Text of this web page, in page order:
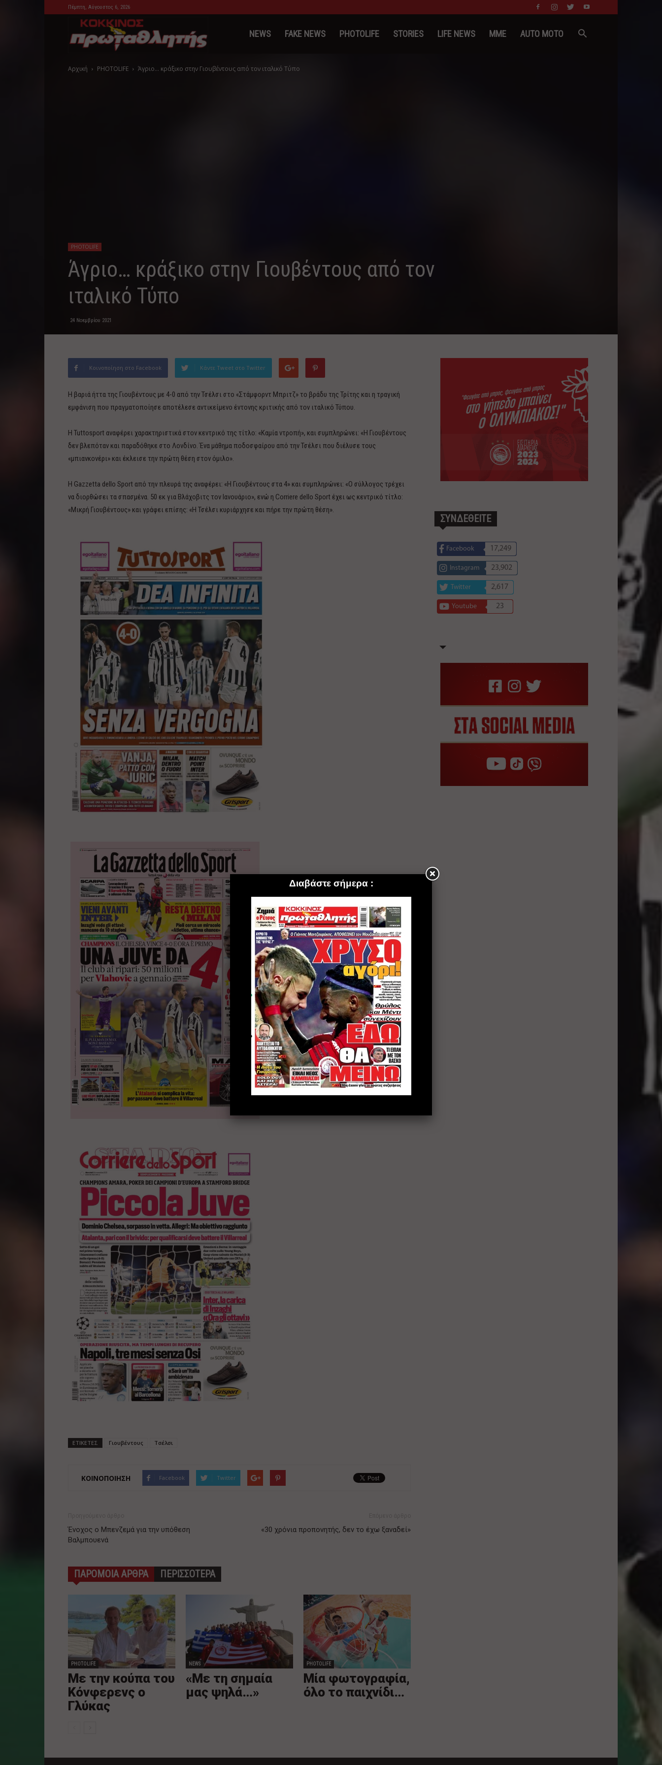
Πέμπτη, Αύγουστος 6, 2026
KokkinosProtathlitis.gr
NEWS FAKE NEWS PHOTOLIFE STORIES LIFE NEWS MME AUTO MOTO
Αρχική PHOTOLIFE Άγριο… κράξικο στην Γιουβέντους από τον ιταλικό Τύπο
PHOTOLIFE
Άγριο… κράξικο στην Γιουβέντους από τον
ιταλικό Τύπο
24 Νοεμβρίου 2021
Κοινοποίηση στο Facebook Κάντε Tweet στο Twitter
Η βαριά ήττα της Γιουβέντους με 4-0 από την Τσέλσι στο «Στάμφορντ Μπριτζ» το βράδυ της Τρίτης και η τραγική
εμφάνιση που πραγματοποίησε αποτέλεσε αντικείμενο έντονης κριτικής από τον ιταλικό Τύπου.
Η Tuttosport αναφέρει χαρακτηριστικά στον κεντρικό της τίτλο: «Καμία ντροπή», και συμπληρώνει: «Η Γιουβέντους
δεν βλεπόταν και παραδόθηκε στο Λονδίνο. Ένα μάθημα ποδοσφαίρου από την Τσέλσι που διέλυσε τους
«μπιανκονέρι» και έκλεισε την πρώτη θέση στον όμιλο».
H Gazzetta dello Sport από την πλευρά της αναφέρει: «Η Γιουβέντους στα 4» και συμπληρώνει: «Ο σύλλογος τρέχει
να διορθώσει τα σπασμένα. 50 εκ για Βλάχοβιτς τον Ιανουάριο», ενώ η Corriere dello Sport έχει ως κεντρικό τίτλο:
«Μικρή Γιουβέντους» και γράφει επίσης: «Η Τσέλσι κυριάρχησε και πήρε την πρώτη θέση».
ΕΤΙΚΕΤΕΣ Γιουβέντους Τσέλσι
ΚΟΙΝΟΠΟΙΗΣΗ Facebook Twitter
Ένοχος ο Μπενζεμά για την υπόθεση
Βαλμπουενά
«30 χρόνια προπονητής, δεν το έχω ξαναδεί»
ΠΑΡΟΜΟΙΑ ΑΡΘΡΑ ΠΕΡΙΣΣΟΤΕΡΑ
PHOTOLIFE
Με την κούπα του
Κόνφερενς ο
Γλύκας
NEWS
«Με τη σημαία
μας ψηλά…»
PHOTOLIFE
Mία φωτογραφία,
όλο το παιχνίδι…
ΣΥΝΔΕΘΕΙΤΕ
Facebook 17,249
Instagram 23,902
Twitter 2,617
Youtube 23